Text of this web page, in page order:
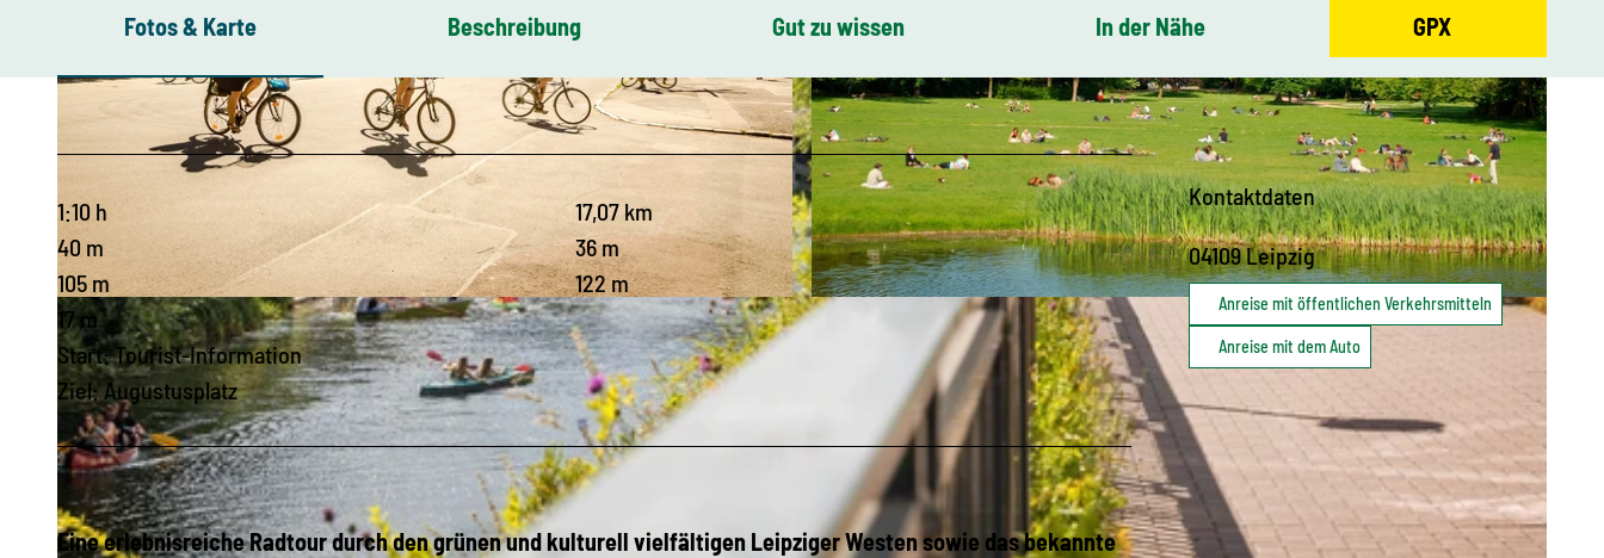
© Robin Kunz, LEIPZIG REGION © Andreas Schmidt, LEIPZIG REGION
Fotos & Karte Beschreibung Gut zu wissen In der Nähe GPX
1:10 h
17,07 km
40 m
36 m
105 m
122 m
17 m
Start: Tourist-Information
Ziel: Augustusplatz
Eine erlebnisreiche Radtour durch den grünen und kulturell vielfältigen Leipziger Westen sowie das bekannte
Kontaktdaten
04109Leipzig
Anreise mit öffentlichen Verkehrsmitteln
Anreise mit dem Auto